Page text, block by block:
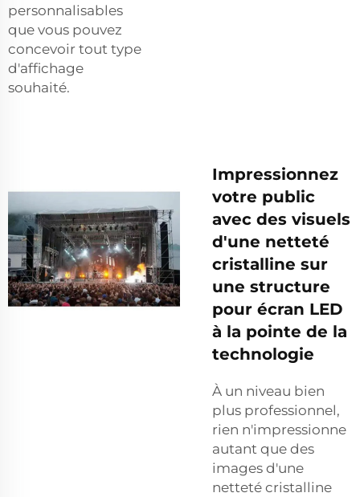
personnalisables
que vous pouvez
concevoir tout type
d'affichage
souhaité.
Impressionnez
votre public
avec des visuels
d'une netteté
cristalline sur
une structure
pour écran LED
à la pointe de la
technologie
À un niveau bien
plus professionnel,
rien n'impressionne
autant que des
images d'une
netteté cristalline